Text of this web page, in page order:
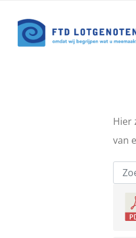
naar
inhoud
Hier
van